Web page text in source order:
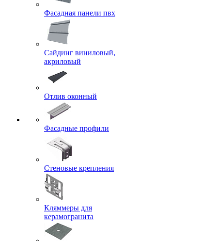
Фасадная панели пвх
Сайдинг виниловый,
акриловый
Отлив оконный
Фасадные профили
Стеновые крепления
Кляммеры для
керамогранита